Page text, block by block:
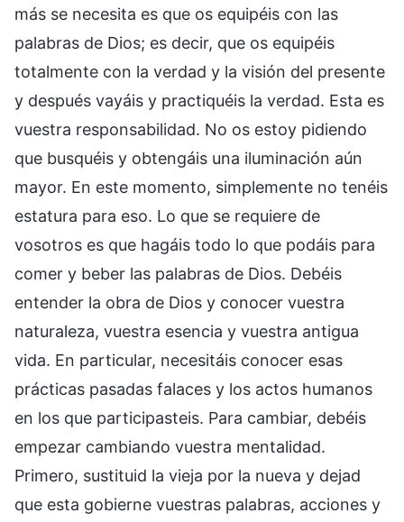
más se necesita es que os equipéis con las
palabras de Dios; es decir, que os equipéis
totalmente con la verdad y la visión del presente
y después vayáis y practiquéis la verdad. Esta es
vuestra responsabilidad. No os estoy pidiendo
que busquéis y obtengáis una iluminación aún
mayor. En este momento, simplemente no tenéis
estatura para eso. Lo que se requiere de
vosotros es que hagáis todo lo que podáis para
comer y beber las palabras de Dios. Debéis
entender la obra de Dios y conocer vuestra
naturaleza, vuestra esencia y vuestra antigua
vida. En particular, necesitáis conocer esas
prácticas pasadas falaces y los actos humanos
en los que participasteis. Para cambiar, debéis
empezar cambiando vuestra mentalidad.
Primero, sustituid la vieja por la nueva y dejad
que esta gobierne vuestras palabras, acciones y